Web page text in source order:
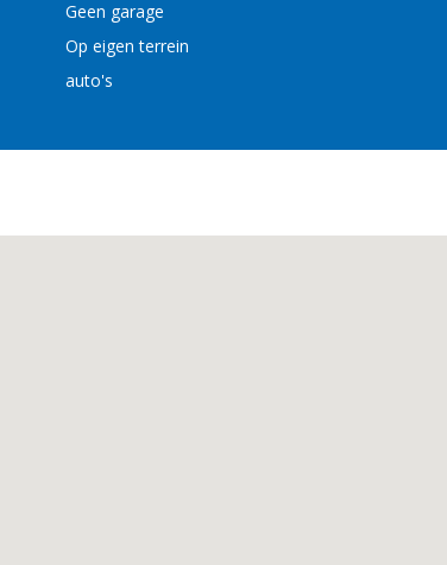
Geen garage
Op eigen terrein
auto's